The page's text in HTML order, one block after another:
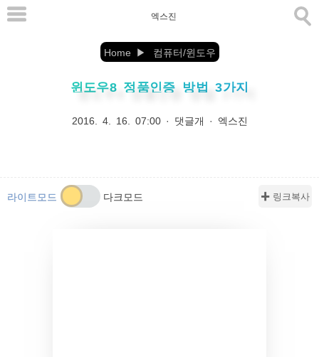
본
엑스진
Home 컴퓨터/윈도우
윈도우8 정품인증 방법 3가지
2016. 4. 16. 07:00· 댓글개 · 엑스진
✚ 링크복사